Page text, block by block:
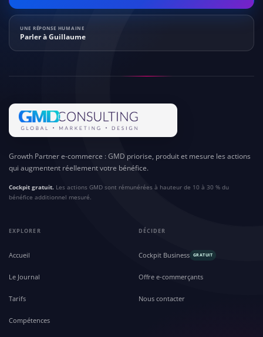
UNE RÉPONSE HUMAINE
Parler à Guillaume
Growth Partner e-commerce : GMD priorise, produit et mesure les actions
qui augmentent réellement votre bénéfice.
Cockpit gratuit. Les actions GMD sont rémunérées à hauteur de 10 à 30 % du
bénéfice additionnel mesuré.
EXPLORER
Accueil
Le Journal
Tarifs
Compétences
DÉCIDER
Cockpit Business GRATUIT
Offre e-commerçants
Nous contacter